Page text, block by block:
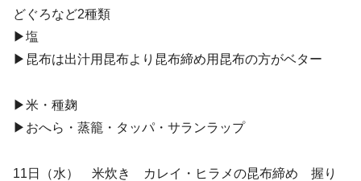
どぐろなど2種類
▶︎塩
▶︎昆布は出汁用昆布より昆布締め用昆布の方がベター
▶︎米・種麹
▶︎おへら・蒸籠・タッパ・サランラップ
11日（水） 米炊き カレイ・ヒラメの昆布締め 握り